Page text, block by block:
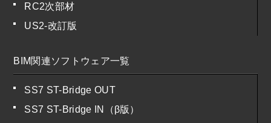
RC2次部材
US2-改訂版
BIM関連ソフトウェア一覧
SS7 ST-Bridge OUT
SS7 ST-Bridge IN（β版）